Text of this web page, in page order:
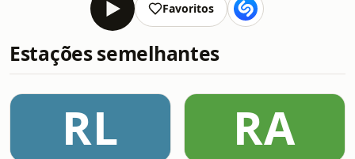
Favoritos
Estações semelhantes
RL RA